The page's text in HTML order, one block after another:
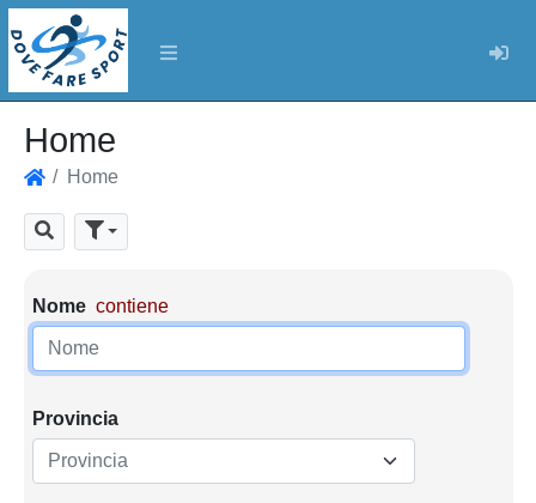
Home
Home
CercaParametri di ricerca
Nome contiene
Provincia
Provincia